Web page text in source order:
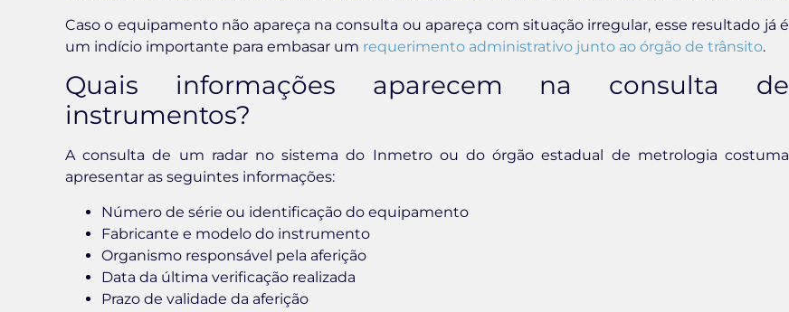
Caso o equipamento não apareça na consulta ou apareça com situação irregular, esse resultado já é
um indício importante para embasar um requerimento administrativo junto ao órgão de trânsito.
Quais informações aparecem na consulta de
instrumentos?
A consulta de um radar no sistema do Inmetro ou do órgão estadual de metrologia costuma
apresentar as seguintes informações:
Número de série ou identificação do equipamento
Fabricante e modelo do instrumento
Organismo responsável pela aferição
Data da última verificação realizada
Prazo de validade da aferição